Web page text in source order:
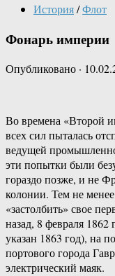
История/Флот
Фонарь империи
Опубликовано ·
Во времена «Второй
всех сил пыталась
ведущей
эти попытки были
гораздо позже, и не
колонии. Тем не
«застолбить» свое
назад, 8 февраля 1862
указан 1863 год), на
портового города
электрический маяк.